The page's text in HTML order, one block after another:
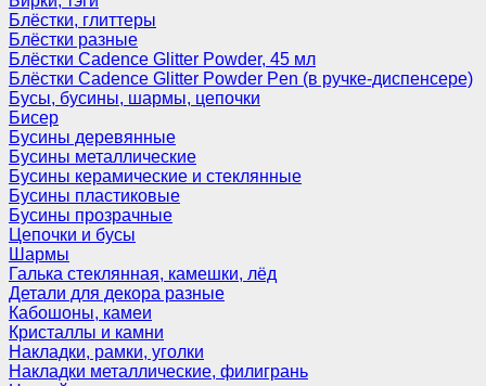
Блёстки, глиттеры
Блёстки разные
Блёстки Cadence Glitter Powder, 45 мл
Блёстки Cadence Glitter Powder Pen (в ручке-диспенсере)
Бусы, бусины, шармы, цепочки
Бисер
Бусины деревянные
Бусины металлические
Бусины керамические и стеклянные
Бусины пластиковые
Бусины прозрачные
Цепочки и бусы
Шармы
Галька стеклянная, камешки, лёд
Детали для декора разные
Кабошоны, камеи
Кристаллы и камни
Накладки, рамки, уголки
Накладки металлические, филигрань